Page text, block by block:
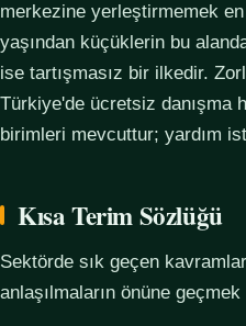
merkezine yerleştirmemek
yaşından küçüklerin bu
ise tartışmasız bir ilkedir.
Türkiye'de ücretsiz danışma
birimleri mevcuttur; yardım
Kısa Terim Sözlüğü
Sektörde sık geçen
anlaşılmaların önüne